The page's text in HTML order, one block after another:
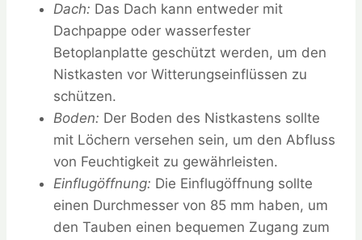
Dach: Das Dach kann entweder mit
Dachpappe oder wasserfester
Betoplanplatte geschützt werden, um den
Nistkasten vor Witterungseinflüssen zu
schützen.
Boden: Der Boden des Nistkastens sollte
mit Löchern versehen sein, um den Abfluss
von Feuchtigkeit zu gewährleisten.
Einflugöffnung: Die Einflugöffnung sollte
einen Durchmesser von 85 mm haben, um
den Tauben einen bequemen Zugang zum